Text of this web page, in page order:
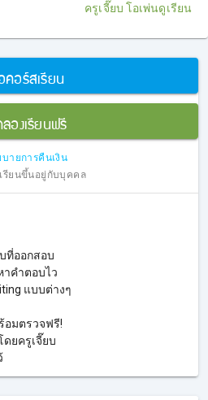
ครูเจี๊ยบ โอเพ่นดูเรียน
อร์สเรียน
องเรียนฟรี
บายการคืนเงิน
รียนขึ้นอยู่กับบุคคล
ที่ออกสอบ
าคำตอบไว
แบบต่างๆ
อมตรวจฟรี!
ดยครูเจี๊ยบ